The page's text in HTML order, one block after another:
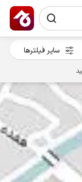
سایر فیلترها